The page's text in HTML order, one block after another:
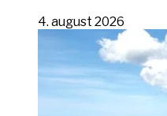
4. august 2026